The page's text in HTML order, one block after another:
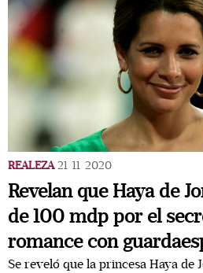
REALEZA 21/11/2020
Revelan que Haya de
de 100 mdp por el
romance con
Se reveló que la princesa Haya de